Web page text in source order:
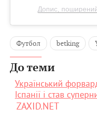
Допис,
Футбол betking
До теми
Український
Іспанії і став
ZAXID.NET